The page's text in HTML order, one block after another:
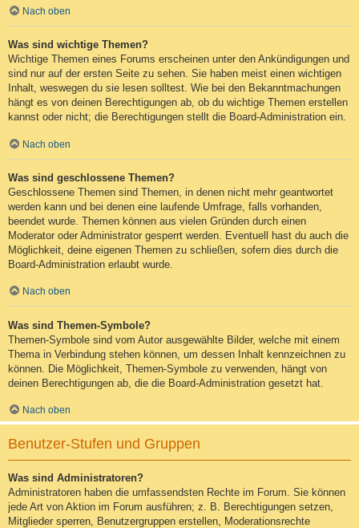
Nach oben
Was sind wichtige Themen?
Wichtige Themen eines Forums erscheinen unter den Ankündigungen und
sind nur auf der ersten Seite zu sehen. Sie haben meist einen wichtigen
Inhalt, weswegen du sie lesen solltest. Wie bei den Bekanntmachungen
hängt es von deinen Berechtigungen ab, ob du wichtige Themen erstellen
kannst oder nicht; die Berechtigungen stellt die Board-Administration ein.
Nach oben
Was sind geschlossene Themen?
Geschlossene Themen sind Themen, in denen nicht mehr geantwortet
werden kann und bei denen eine laufende Umfrage, falls vorhanden,
beendet wurde. Themen können aus vielen Gründen durch einen
Moderator oder Administrator gesperrt werden. Eventuell hast du auch die
Möglichkeit, deine eigenen Themen zu schließen, sofern dies durch die
Board-Administration erlaubt wurde.
Nach oben
Was sind Themen-Symbole?
Themen-Symbole sind vom Autor ausgewählte Bilder, welche mit einem
Thema in Verbindung stehen können, um dessen Inhalt kennzeichnen zu
können. Die Möglichkeit, Themen-Symbole zu verwenden, hängt von
deinen Berechtigungen ab, die die Board-Administration gesetzt hat.
Nach oben
Benutzer-Stufen und Gruppen
Was sind Administratoren?
Administratoren haben die umfassendsten Rechte im Forum. Sie können
jede Art von Aktion im Forum ausführen; z. B. Berechtigungen setzen,
Mitglieder sperren, Benutzergruppen erstellen, Moderationsrechte